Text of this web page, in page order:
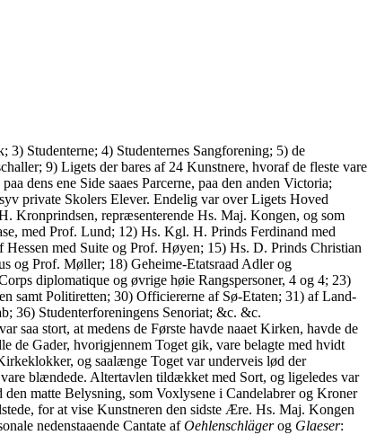
Studenterne; 4) Studenternes Sangforening; 5) de
9) Ligets der bares af 24 Kunstnere, hvoraf de fleste vare
dens ene Side saaes Parcerne, paa den anden Victoria;
private Skolers Elever. Endelig var over Ligets Hoved
Kronprindsen, repræsenterende Hs. Maj. Kongen, og som
med Prof. Lund; 12) Hs. Kgl. H. Prinds Ferdinand med
med Suite og Prof. Høyen; 15) Hs. D. Prinds Christian
og Prof. Møller; 18) Geheime-Etatsraad Adler og
diplomatique og øvrige høie Rangspersoner, 4 og 4; 23)
samt Politiretten; 30) Officiererne af Sø-Etaten; 31) af Land-
36) Studenterforeningens Senoriat; &c. &c.
saa stort, at medens de Første havde naaet Kirken, havde de
de Gader, hvorigjennem Toget gik, vare belagte med hvidt
og saalænge Toget var underveis lød der
blændede. Altertavlen tildækket med Sort, og ligeledes var
matte Belysning, som Voxlysene i Candelabrer og Kroner
for at vise Kunstneren den sidste Ære. Hs. Maj. Kongen
nedenstaaende Cantate afOehlenschlägerog Glaeser: